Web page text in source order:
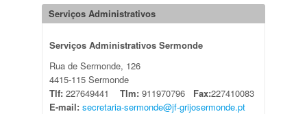
Serviços Administrativos
Serviços Administrativos Sermonde
Rua de Sermonde, 126
4415-115 Sermonde
Tlf: 227649441 Tlm: 911970796 Fax:227410083
E-mail: secretaria-sermonde@jf-grijosermonde.pt